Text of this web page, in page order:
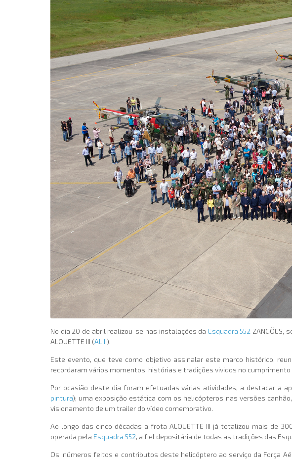
No dia 20 de abril realizou-se nas instalações da Esquadra 552
ALOUETTE III (ALIII).
Este evento, que teve como objetivo assinalar este marco histórico,
recordaram vários momentos, histórias e tradições vividos no
Por ocasião deste dia foram efetuadas várias atividades, a destacar a
pintura); uma exposição estática com os helicópteros nas versões
visionamento de um trailer do vídeo comemorativo.
Ao longo das cinco décadas a frota ALOUETTE III já totalizou mais de
operada pela Esquadra 552, a fiel depositária de todas as tradições das
Os inúmeros feitos e contributos deste helicóptero ao serviço da Força